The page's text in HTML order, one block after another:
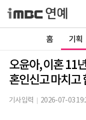
홈 기획
오윤아, 이혼 11
혼인신고 마치고
기사입력 2026-07-03